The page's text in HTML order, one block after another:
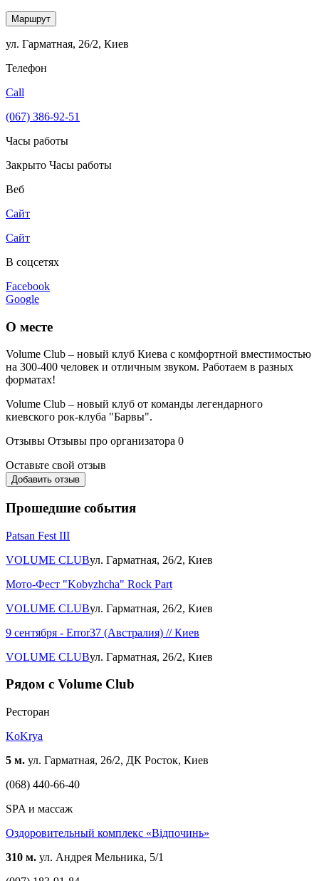
Маршрут
ул. Гарматная, 26/2, Киев
Телефон
Call
(067) 386-92-51
Часы работы
Закрыто Часы работы
Веб
Сайт
Сайт
В соцсетях
Facebook
Google
О месте
Volume Club – новый клуб Киева с комфортной вместимостью
на 300-400 человек и отличным звуком. Работаем в разных
форматах!
Volume Club – новый клуб от команды легендарного
киевского рок-клуба "Барвы".
Отзывы Отзывы про организатора 0
Оставьте свой отзыв
Добавить отзыв
Прошедшие события
Patsan Fest III
VOLUME CLUBул. Гарматная, 26/2, Киев
Мото-Фест "Kobyzhcha" Rock Part
VOLUME CLUBул. Гарматная, 26/2, Киев
9 сентября - Error37 (Австралия) // Киев
VOLUME CLUBул. Гарматная, 26/2, Киев
Рядом с Volume Club
Ресторан
KoKrya
5 м. ул. Гарматная, 26/2, ДК Росток, Киев
(068) 440-66-40
SPA и массаж
Оздоровительный комплекс «Відпочинь»
310 м. ул. Андрея Мельника, 5/1